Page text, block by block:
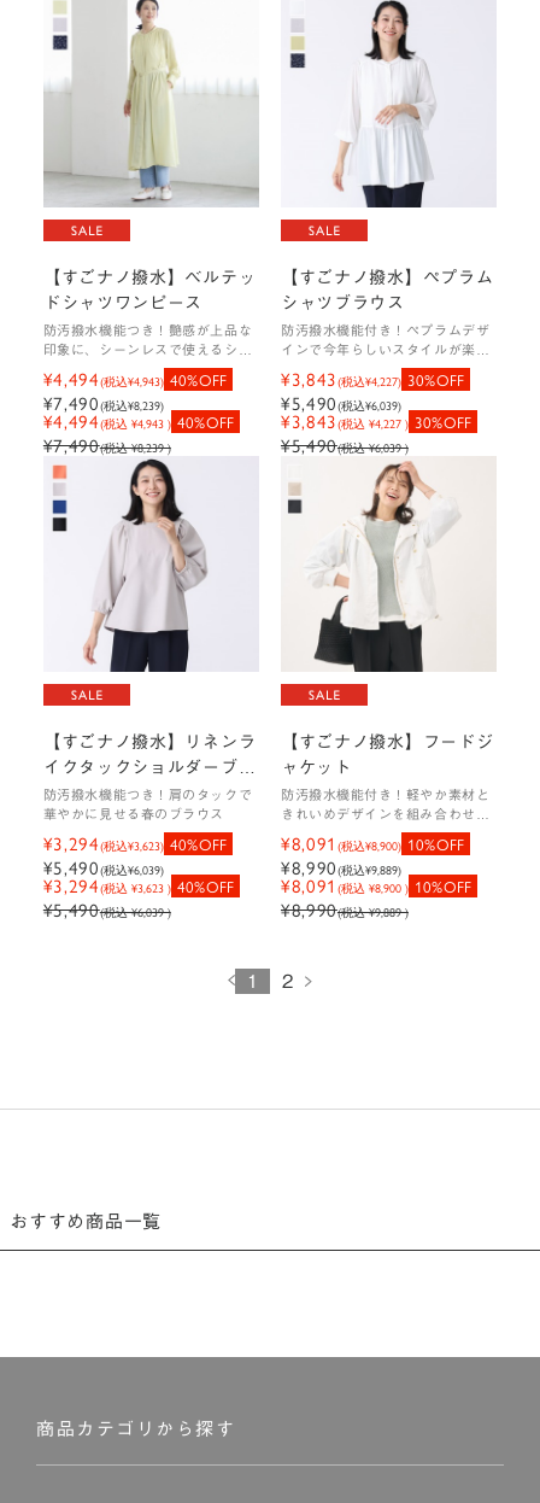
【すごナノ撥水】ベルテッ
ドシャツワンピース
防汚撥水機能つき！艶感が上品な
印象に、シーンレスで使えるシャ
¥4,494(税込¥4,943) 40%OFF
¥7,490(税込¥8,239)
¥4,494(税込 ¥4,943 ) 40%OFF
¥7,490(税込 ¥8,239 )
【すごナノ撥水】ペプラム
シャツブラウス
防汚撥水機能付き！ペプラムデザ
インで今年らしいスタイルが楽し
¥3,843(税込¥4,227) 30%OFF
¥5,490(税込¥6,039)
¥3,843(税込 ¥4,227 ) 30%OFF
¥5,490(税込 ¥6,039 )
【すごナノ撥水】リネンラ
イクタックショルダーブラ
ウス
防汚撥水機能つき！肩のタックで
華やかに見せる春のブラウス
¥3,294(税込¥3,623) 40%OFF
¥5,490(税込¥6,039)
¥3,294(税込 ¥3,623 ) 40%OFF
¥5,490(税込 ¥6,039 )
【すごナノ撥水】フードジ
ャケット
防汚撥水機能付き！軽やか素材と
きれいめデザインを組み合わせ
た、大人のための春のフードジャ
ケット
¥8,091 (税込¥8,900) 10%OFF
¥8,990(税込¥9,889)
¥8,091 (税込 ¥8,900 ) 10%OFF
¥8,990(税込 ¥9,889 )
1 2
おすすめ商品一覧
商品カテゴリから探す